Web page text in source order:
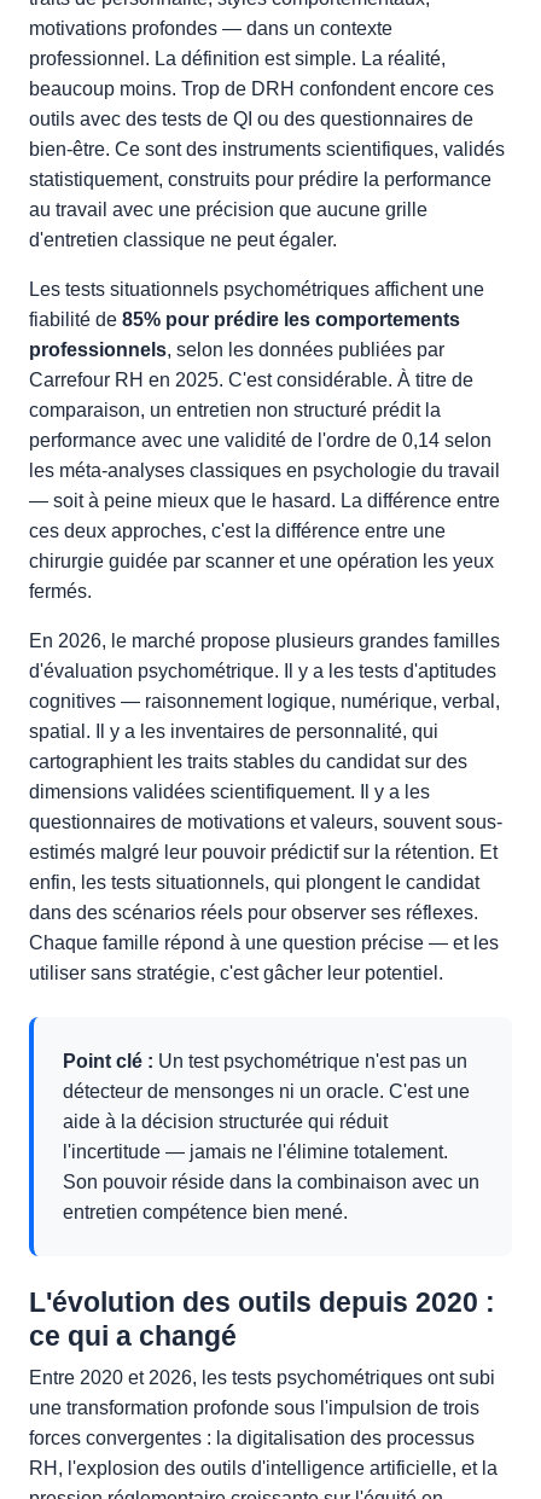
motivations profondes — dans un contexte
professionnel. La définition est simple. La réalité,
beaucoup moins. Trop de DRH confondent encore ces
outils avec des tests de QI ou des questionnaires de
bien-être. Ce sont des instruments scientifiques, validés
statistiquement, construits pour prédire la performance
au travail avec une précision que aucune grille
d'entretien classique ne peut égaler.
Les tests situationnels psychométriques affichent une
fiabilité de 85% pour prédire les comportements
professionnels, selon les données publiées par
Carrefour RH en 2025. C'est considérable. À titre de
comparaison, un entretien non structuré prédit la
performance avec une validité de l'ordre de 0,14 selon
les méta-analyses classiques en psychologie du travail
— soit à peine mieux que le hasard. La différence entre
ces deux approches, c'est la différence entre une
chirurgie guidée par scanner et une opération les yeux
fermés.
En 2026, le marché propose plusieurs grandes familles
d'évaluation psychométrique. Il y a les tests d'aptitudes
cognitives — raisonnement logique, numérique, verbal,
spatial. Il y a les inventaires de personnalité, qui
cartographient les traits stables du candidat sur des
dimensions validées scientifiquement. Il y a les
questionnaires de motivations et valeurs, souvent sous-
estimés malgré leur pouvoir prédictif sur la rétention. Et
enfin, les tests situationnels, qui plongent le candidat
dans des scénarios réels pour observer ses réflexes.
Chaque famille répond à une question précise — et les
utiliser sans stratégie, c'est gâcher leur potentiel.
Point clé : Un test psychométrique n'est pas un
détecteur de mensonges ni un oracle. C'est une
aide à la décision structurée qui réduit
l'incertitude — jamais ne l'élimine totalement.
Son pouvoir réside dans la combinaison avec un
entretien compétence bien mené.
L'évolution des outils depuis 2020 :
ce qui a changé
Entre 2020 et 2026, les tests psychométriques ont subi
une transformation profonde sous l'impulsion de trois
forces convergentes : la digitalisation des processus
RH, l'explosion des outils d'intelligence artificielle, et la